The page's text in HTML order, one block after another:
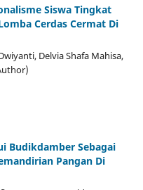
Siswa Tingkat
Cerdas Cermat Di
Delvia Shafa Mahisa,
Budikdamber Sebagai
Pangan Di